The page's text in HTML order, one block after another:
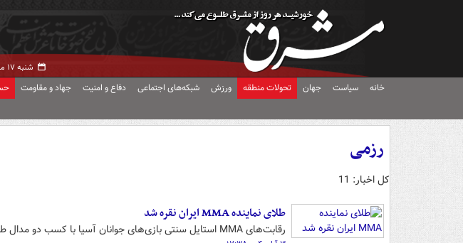
شنبه ۱۷ مرداد ۱۴۰۵ -
خانه سیاست جهان تحولات منطقه ورزش شبکه‌های اجتماعی دفاع و امنیت جهاد و مقاومت
رزمی
کل اخبار: 11
طلای نماینده MMA ایران نقره شد
رقابت‌های MMA استایل سنتی بازی‌های جوانان آسیا با کسب دو مدال طلا و یک نقره برای نمایندگان کشورمان پیگیری شد.